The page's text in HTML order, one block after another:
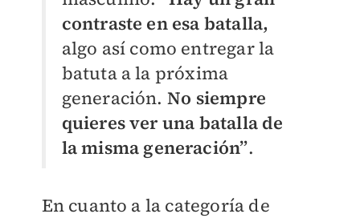
contraste en esa batalla,
algo así como entregar la
batuta a la próxima
generación. No siempre
quieres ver una batalla de
la misma generación”.
En cuanto a la categoría de